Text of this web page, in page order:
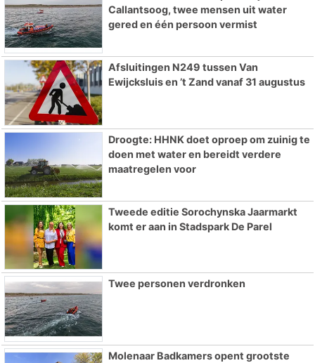
Callantsoog, twee mensen uit water
gered en één persoon vermist
Afsluitingen N249 tussen Van
Ewijcksluis en ’t Zand vanaf 31 augustus
Droogte: HHNK doet oproep om zuinig te
doen met water en bereidt verdere
maatregelen voor
Tweede editie Sorochynska Jaarmarkt
komt er aan in Stadspark De Parel
Twee personen verdronken
Molenaar Badkamers opent grootste